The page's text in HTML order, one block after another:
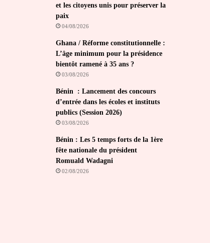
et les citoyens unis pour préserver la
paix
04/08/2026
Ghana / Réforme constitutionnelle :
L’âge minimum pour la présidence
bientôt ramené à 35 ans ?
03/08/2026
Bénin : Lancement des concours
d’entrée dans les écoles et instituts
publics (Session 2026)
03/08/2026
Bénin : Les 5 temps forts de la 1ère
fête nationale du président
Romuald Wadagni
02/08/2026